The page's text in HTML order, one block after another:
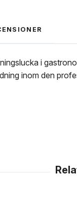
i
inom den